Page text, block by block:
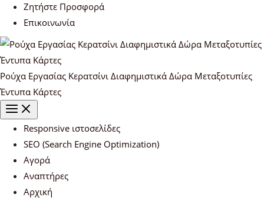
Ζητήστε Προσφορά
Επικοινωνία
Ρούχα Εργασίας Κερατσίνι Διαφημιστικά Δώρα Μεταξοτυπίες
Έντυπα Κάρτες
Responsive ιστοσελίδες
SEO (Search Engine Optimization)
Αγορά
Αναπτήρες
Αρχική